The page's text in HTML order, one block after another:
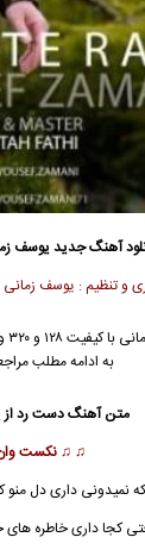
آهنگ جدیدیوسف
و تنظیم : یوسف
به ادامه مطلب
متن آهنگ دست رد از
♫ ♫نکست
نمیدونی داری دل منو
کجا داری خاطره های